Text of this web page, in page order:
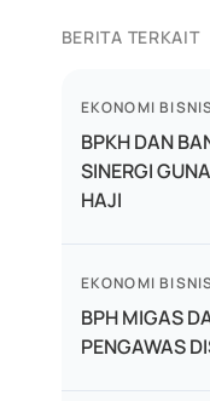
BERITA TERKAIT
EKONOMI
BPKH DAN
SINERGI
HAJI
EKONOMI
BPH MIGAS
PENGAWAS